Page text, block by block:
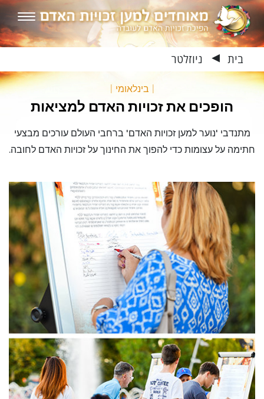
בית ▶ ניוזלטר
בינלאומי
הופכים את זכויות האדם למציאות
מתנדבי 'נוער למען זכויות האדם' ברחבי העולם עורכים מבצעי
חתימה על עצומות כדי להפוך את החינוך על זכויות האדם לחובה.